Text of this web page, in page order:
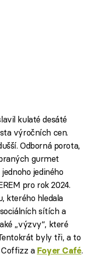
kulaté desáté
výročních cen.
Odborná porota,
gurmet
jediného
pro rok 2024.
kterého hledala
sítích a
„výzvy“, které
byly tři, a to
Coffizz a Foyer Café.